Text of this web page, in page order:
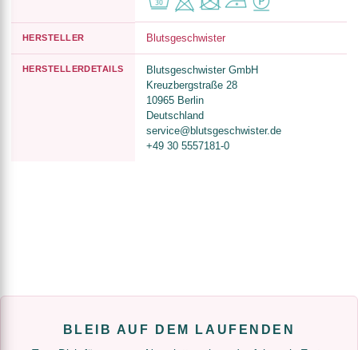
HERSTELLER Blutsgeschwister
HERSTELLERDETAILS
Blutsgeschwister GmbH
Kreuzbergstraße 28
10965 Berlin
Deutschland
service@blutsgeschwister.de
+49 30 5557181-0
BLEIB AUF DEM LAUFENDEN